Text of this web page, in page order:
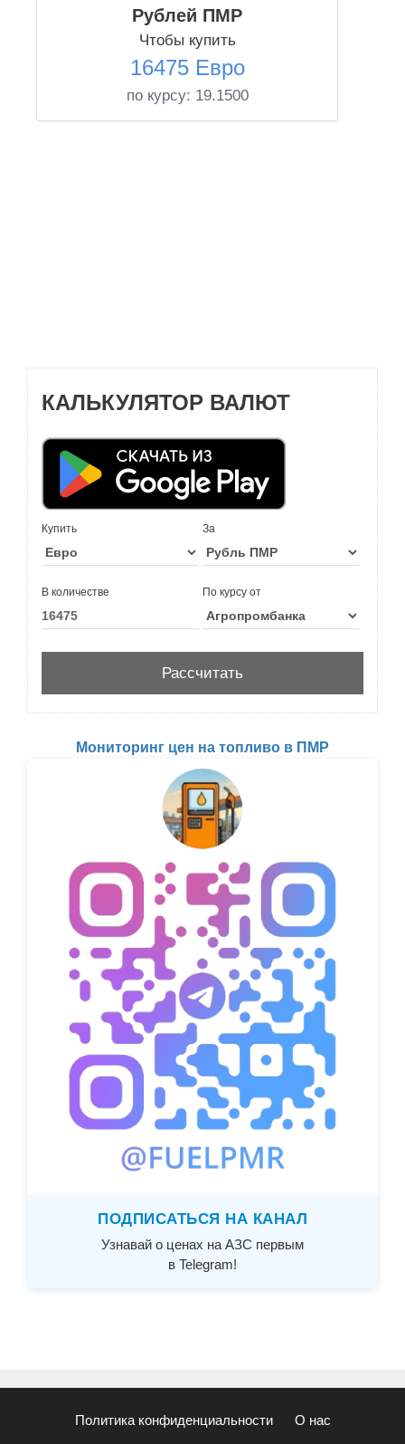
Рублей ПМР
Чтобы купить
16475 Евро
по курсу: 19.1500
КАЛЬКУЛЯТОР ВАЛЮТ
Купить За
В количестве По курсу от
Мониторинг цен на топливо в ПМР
ПОДПИСАТЬСЯ НА КАНАЛ
Узнавай о ценах на АЗС первым
в Telegram!
Политика конфиденциальности О нас